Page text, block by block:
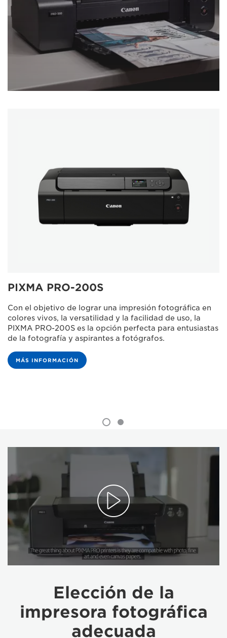
PIXMA PRO-200S
Con el objetivo de lograr una impresión fotográfica en
colores vivos, la versatilidad y la facilidad de uso, la
PIXMA PRO-200S es la opción perfecta para entusiastas
de la fotografía y aspirantes a fotógrafos.
MÁS INFORMACIÓN
Elección de la
impresora fotográfica
adecuada